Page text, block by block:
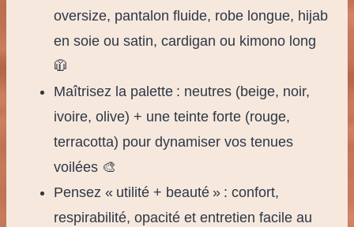
oversize, pantalon fluide, robe longue, hijab
en soie ou satin, cardigan ou kimono long
🧥
Maîtrisez la palette : neutres (beige, noir,
ivoire, olive) + une teinte forte (rouge,
terracotta) pour dynamiser vos tenues
voilées 🎨
Pensez « utilité + beauté » : confort,
respirabilité, opacité et entretien facile au